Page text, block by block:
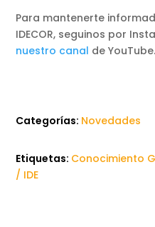
Para mantenerte
IDECOR, seguinos por
nuestro canal de YouTube.
Categorías: Novedades
Etiquetas: Conocimiento
/ IDE